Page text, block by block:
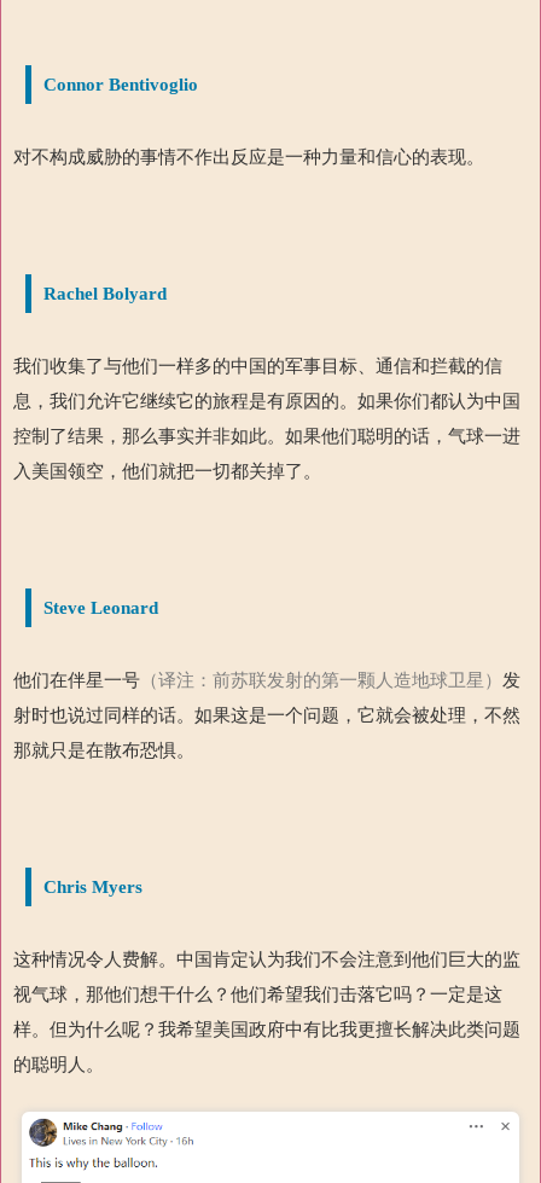
Connor Bentivoglio
对不构成威胁的事情不作出反应是一种力量和信心的表现。
Rachel Bolyard
我们收集了与他们一样多的中国的军事目标、通信和拦截的信
息，我们允许它继续它的旅程是有原因的。如果你们都认为中国
控制了结果，那么事实并非如此。如果他们聪明的话，气球一进
入美国领空，他们就把一切都关掉了。
Steve Leonard
他们在伴星一号 （译注：前苏联发射的第一颗人造地球卫星） 发
射时也说过同样的话。如果这是一个问题，它就会被处理，不然
那就只是在散布恐惧。
Chris Myers
这种情况令人费解。中国肯定认为我们不会注意到他们巨大的监
视气球，那他们想干什么？他们希望我们击落它吗？一定是这
样。但为什么呢？我希望美国政府中有比我更擅长解决此类问题
的聪明人。